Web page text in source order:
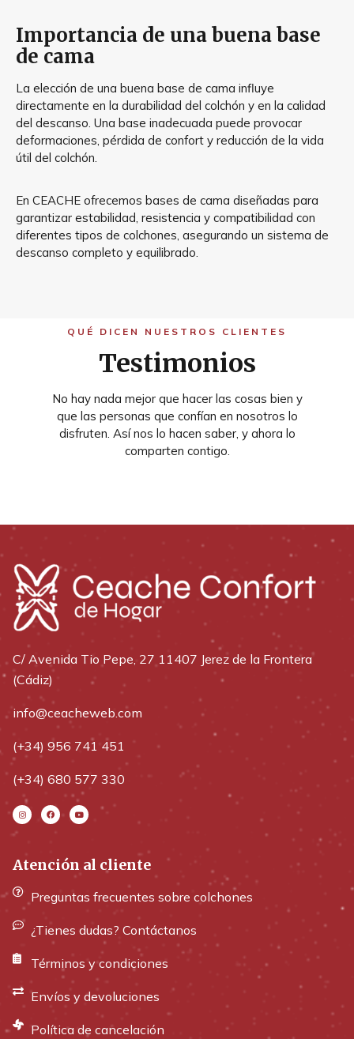
Importancia de una buena base
de cama
La elección de una buena base de cama influye
directamente en la durabilidad del colchón y en la calidad
del descanso. Una base inadecuada puede provocar
deformaciones, pérdida de confort y reducción de la vida
útil del colchón.
En CEACHE ofrecemos bases de cama diseñadas para
garantizar estabilidad, resistencia y compatibilidad con
diferentes tipos de colchones, asegurando un sistema de
descanso completo y equilibrado.
QUÉ DICEN NUESTROS CLIENTES
Testimonios
No hay nada mejor que hacer las cosas bien y
que las personas que confían en nosotros lo
disfruten. Así nos lo hacen saber, y ahora lo
comparten contigo.
C/ Avenida Tio Pepe, 27 11407 Jerez de la Frontera
(Cádiz)
info@ceacheweb.com
(+34) 956 741 451
(+34) 680 577 330
Atención al cliente
Preguntas frecuentes sobre colchones
¿Tienes dudas? Contáctanos
Términos y condiciones
Envíos y devoluciones
Política de cancelación